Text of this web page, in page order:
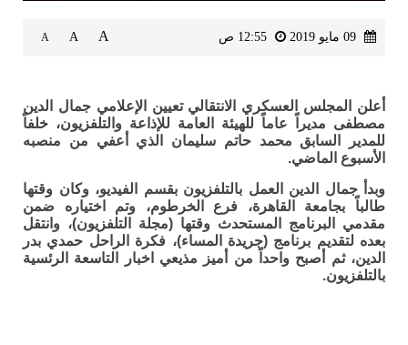
A
A
A
أعلن المجلس العسكري الانتقالي تعيين الإعلامي جمال الدين
مصطفى مديراً عاماً للهيئة العامة للإذاعة والتلفزيون، خلفاً
للمدير السابق محمد حاتم سليمان الذي أعفي من منصبه
الأسبوع الماضي.
وبدأ جمال الدين العمل بالتلفزيون بقسم الفيديو، وكان وقتها
طالباً بجامعة القاهرة، فرع الخرطوم، وتم اختياره ضمن
مقدمي البرنامج المستحدث وقتها (مجلة التلفزيون)، وانتقل
بعده لتقديم برنامج (جريدة المساء)، فكرة الراحل حمدي بدر
الدين، ثم أصبح واحداً من أميز مذيعي اخبار التاسعة الرئسية
بالتلفزيون.